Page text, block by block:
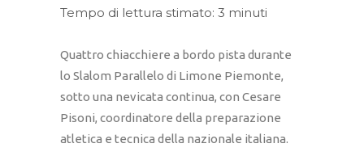
Tempo di lettura stimato: 3 minuti
Quattro chiacchiere a bordo pista durante
lo Slalom Parallelo di Limone Piemonte,
sotto una nevicata continua, con Cesare
Pisoni, coordinatore della preparazione
atletica e tecnica della nazionale italiana.